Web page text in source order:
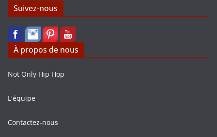
Suivez-nous
À propos de nous
Not Only Hip Hop
L'équipe
Contactez-nous